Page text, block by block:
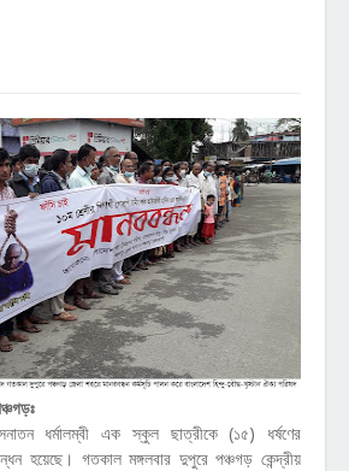
ধর্মালম্বী এক স্কুল ছাত্রীকে (১৫) ধর্ষণের
হয়েছে। গতকাল মঙ্গলবার দুপুরে পঞ্চগড় কেন্দ্রীয়